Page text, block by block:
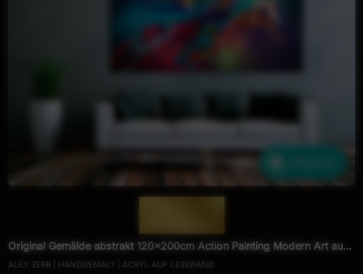
Original Gemälde abstrakt 120x200cm Action Painting Modern Art auf
Leinwand Mischtechnik schwarz NEON bunt blau
ALEX ZERR | HANDGEMALT | ACRYL AUF LEINWAND